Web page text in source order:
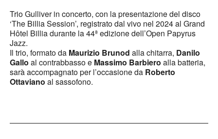
Trio Gulliver in concerto, con la presentazione del disco
‘The Billia Session’, registrato dal vivo nel 2024 al Grand
Hôtel Billia durante la 44ª edizione dell’Open Papyrus
Jazz.
Il trio, formato da Maurizio Brunod alla chitarra, Danilo
Gallo al contrabbasso e Massimo Barbiero alla batteria,
sarà accompagnato per l’occasione da Roberto
Ottaviano al sassofono.